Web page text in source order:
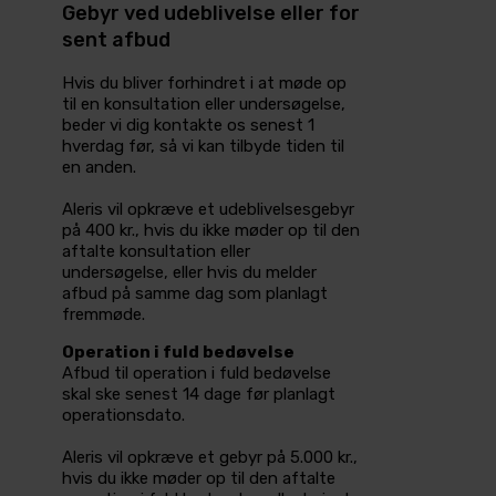
Gebyr ved udeblivelse eller for
sent afbud
Hvis du bliver forhindret i at møde op
til en konsultation eller undersøgelse,
beder vi dig kontakte os senest 1
hverdag før, så vi kan tilbyde tiden til
en anden.
Aleris vil opkræve et udeblivelsesgebyr
på 400 kr., hvis du ikke møder op til den
aftalte konsultation eller
undersøgelse, eller hvis du melder
afbud på samme dag som planlagt
fremmøde.
Operation i fuld bedøvelse
Afbud til operation i fuld bedøvelse
skal ske senest 14 dage før planlagt
operationsdato.
Aleris vil opkræve et gebyr på 5.000 kr.,
hvis du ikke møder op til den aftalte